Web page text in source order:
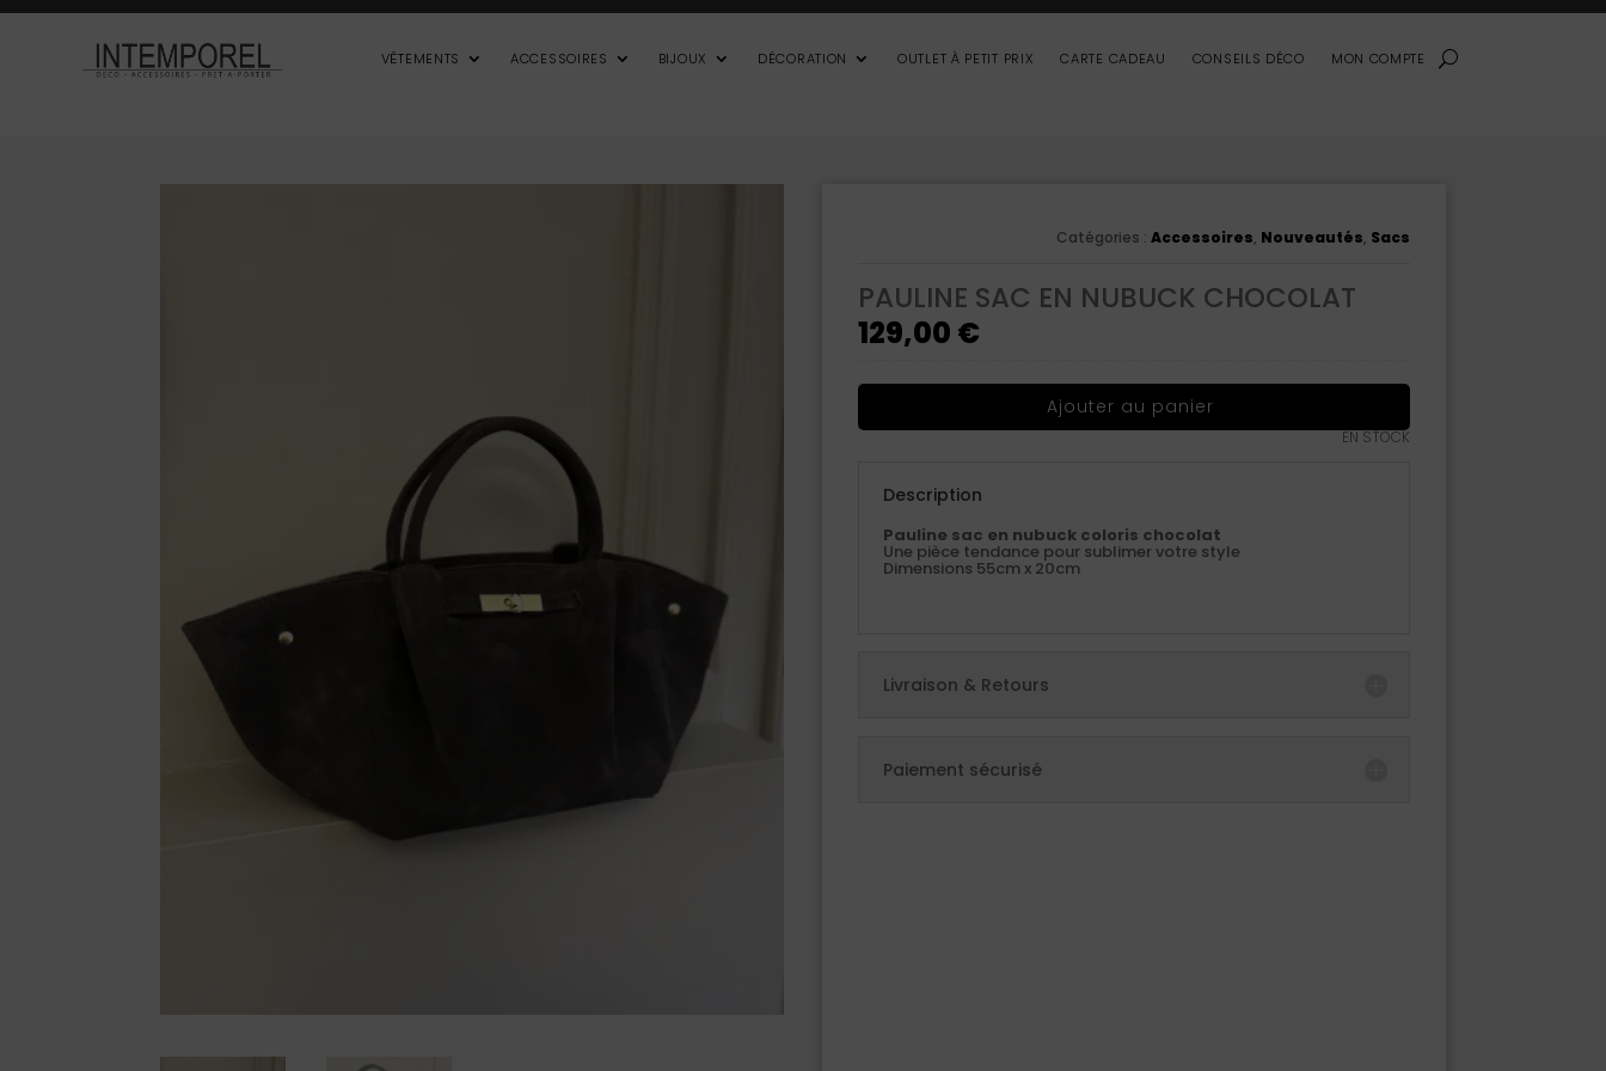
VÊTEMENTS ACCESSOIRES BIJOUX DÉCORATION OUTLET À PETIT PRIX CARTE CADEAU CONSEILS DÉCO MON COMPTE
Catégories : Accessoires, Nouveautés, Sacs
PAULINE SAC EN NUBUCK CHOCOLAT
129,00 €
Ajouter au panier
EN STOCK
Description
Pauline sac en nubuck coloris chocolat
Une pièce tendance pour sublimer votre style
Dimensions 55cm x 20cm
Livraison & Retours
Paiement sécurisé